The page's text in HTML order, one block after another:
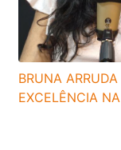
BRUNA
EXCELÊNCIA